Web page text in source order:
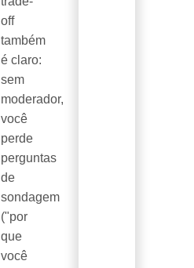
off
também
é claro:
sem
moderador,
você
perde
perguntas
de
sondagem
("por
que
você